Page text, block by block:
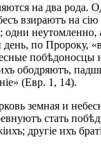
на два рода.
взираютъ на
одни
по Пророку,
побѣдоносцы
ободряютъ,
(Евр. 1, 14).
земная и
стать
другіе ихъ